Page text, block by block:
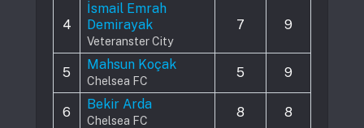
4
İsmail Emrah
Demirayak
Veteranster City
7 9
5
Mahsun Koçak
Chelsea FC
5 9
6
Bekir Arda
Chelsea FC
8 8